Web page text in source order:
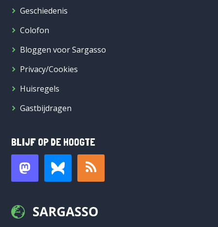
Geschiedenis
Colofon
Bloggen voor Sargasso
Privacy/Cookies
Huisregels
Gastbijdragen
BLIJF OP DE HOOGTE